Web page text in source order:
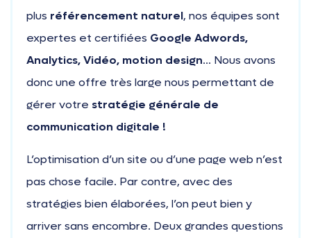
plus référencement naturel, nos équipes sont
expertes et certifiées Google Adwords,
Analytics, Vidéo, motion design... Nous avons
donc une offre très large nous permettant de
gérer votre stratégie générale de
communication digitale !
L’optimisation d’un site ou d’une page web n’est
pas chose facile. Par contre, avec des
stratégies bien élaborées, l’on peut bien y
arriver sans encombre. Deux grandes questions